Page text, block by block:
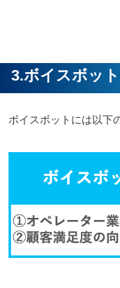
3.ボイスボッ
ボイスボットには以下